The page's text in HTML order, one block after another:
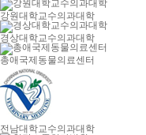
강원대학교수의과대학
경상대학교수의과대학
총애국제동물의료센터
전남대학교수의과대학